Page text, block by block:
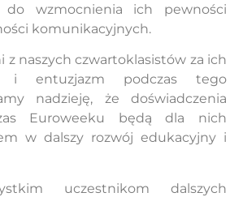
do wzmocnienia ich pewności
komunikacyjnych.
naszych czwartoklasistów za ich
i entuzjazm podczas tego
nadzieję, że doświadczenia
Euroweeku będą dla nich
w dalszy rozwój edukacyjny i
uczestnikom dalszych